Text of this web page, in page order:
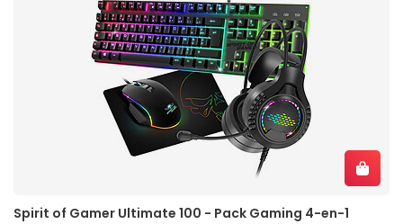
Spirit of Gamer Ultimate 100 - Pack Gaming 4-en-1